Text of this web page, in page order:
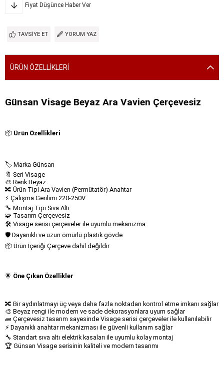
Fiyat Düşünce Haber Ver
TAVSIYE ET YORUM YAZ
ÜRÜN ÖZELLIKLERI
Günsan Visage Beyaz Ara Vavien Çerçevesiz
📦 Ürün Özellikleri
🏷 Marka Günsan
🔖 Seri Visage
🎨 Renk Beyaz
🔀 Ürün Tipi Ara Vavien (Permütatör) Anahtar
⚡ Çalışma Gerilimi 220-250V
🔧 Montaj Tipi Sıva Altı
🧩 Tasarım Çerçevesiz
🛠 Visage serisi çerçeveler ile uyumlu mekanizma
🛡 Dayanıklı ve uzun ömürlü plastik gövde
📦 Ürün İçeriği Çerçeve dahil değildir
🌟 Öne Çıkan Özellikler
🔀 Bir aydınlatmayı üç veya daha fazla noktadan kontrol etme imkanı sağlar
🎨 Beyaz rengi ile modern ve sade dekorasyonlara uyum sağlar
🧱 Çerçevesiz tasarım sayesinde Visage serisi çerçeveler ile kullanılabilir
⚡ Dayanıklı anahtar mekanizması ile güvenli kullanım sağlar
🔧 Standart sıva altı elektrik kasaları ile uyumlu kolay montaj
🏆 Günsan Visage serisinin kaliteli ve modern tasarımı